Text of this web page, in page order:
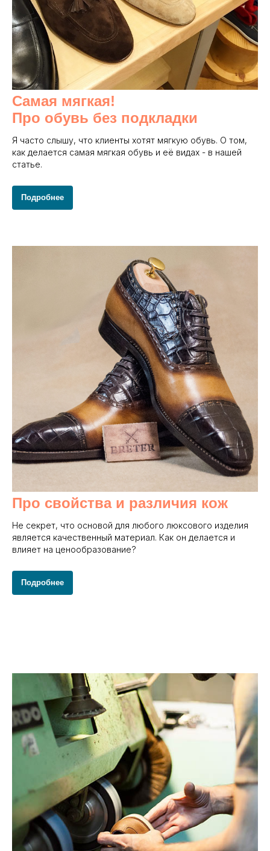
Самая мягкая!
Про обувь без подкладки
Я часто слышу, что клиенты хотят мягкую обувь. О том,
как делается самая мягкая обувь и её видах - в нашей
статье.
Подробнее
Про свойства и различия кож
Не секрет, что основой для любого люксового изделия
является качественный материал. Как он делается и
влияет на ценообразование?
Подробнее